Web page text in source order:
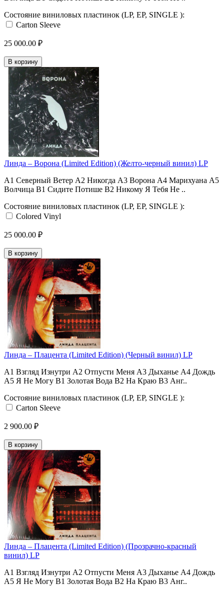
Состояние виниловых пластинок (LP, EP, SINGLE ):
Carton Sleeve
25 000.00 ₽
В корзину
Линда ‎– Ворона (Limited Edition) (Желто-черный винил) LP
A1 Северный Ветер A2 Никогда A3 Ворона A4 Марихуана A5
Волчица B1 Сидите Потише B2 Никому Я Тебя Не ..
Состояние виниловых пластинок (LP, EP, SINGLE ):
Colored Vinyl
25 000.00 ₽
В корзину
Линда ‎– Плацента (Limited Edition) (Черный винил) LP
A1 Взгляд Изнутри A2 Отпусти Меня A3 Дыханье A4 Дождь
A5 Я Не Могу B1 Золотая Вода B2 На Краю B3 Анг..
Состояние виниловых пластинок (LP, EP, SINGLE ):
Carton Sleeve
2 900.00 ₽
В корзину
Линда ‎– Плацента (Limited Edition) (Прозрачно-красный
винил) LP
A1 Взгляд Изнутри A2 Отпусти Меня A3 Дыханье A4 Дождь
A5 Я Не Могу B1 Золотая Вода B2 На Краю B3 Анг..